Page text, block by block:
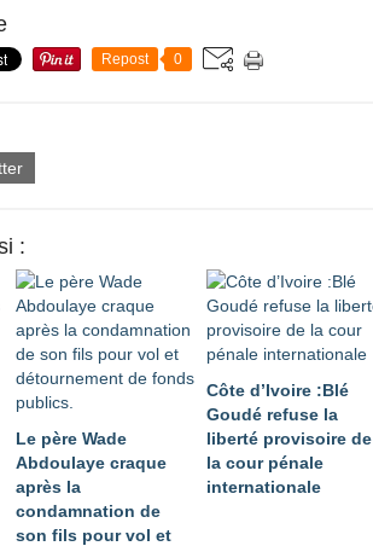
Repost 0
:
Le père Wade
Abdoulaye craque
après la
condamnation de
son fils pour vol et
Côte d’Ivoire :Blé
Goudé refuse la
liberté provisoire de
la cour pénale
internationale